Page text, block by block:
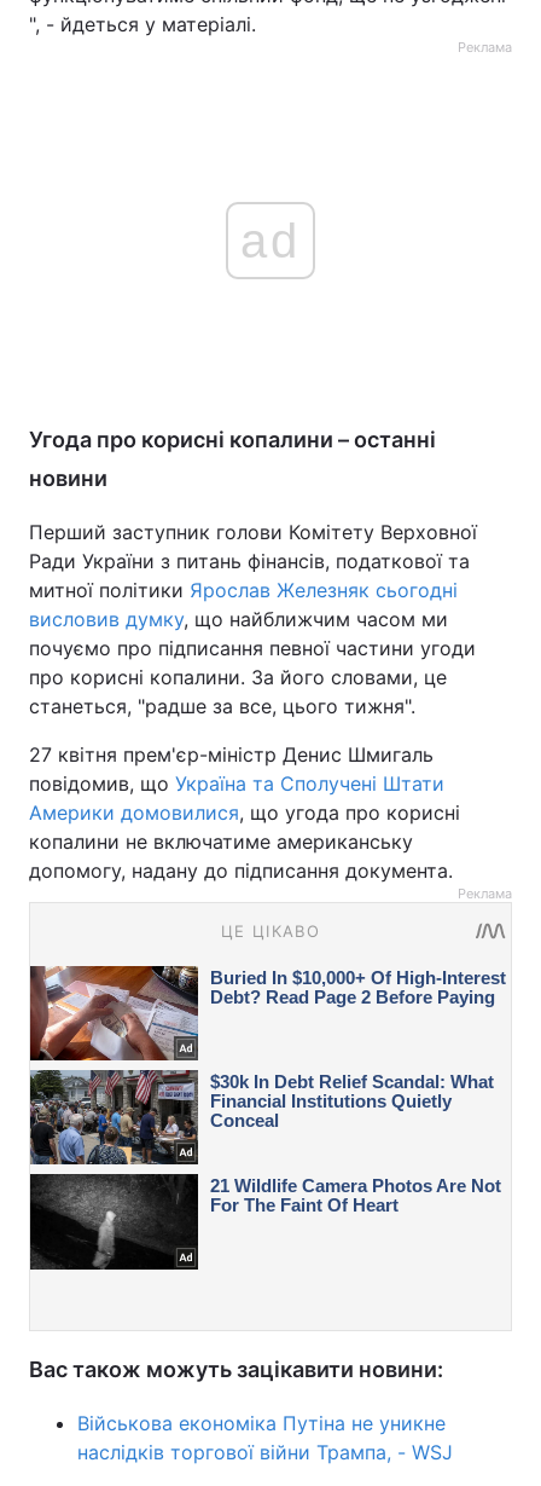
", - йдеться у матеріалі.
Реклама
ad
Угода про корисні копалини – останні
новини
Перший заступник голови Комітету Верховної
Ради України з питань фінансів, податкової та
митної політики Ярослав Железняк сьогодні
висловив думку, що найближчим часом ми
почуємо про підписання певної частини угоди
про корисні копалини. За його словами, це
станеться, "радше за все, цього тижня".
27 квітня прем'єр-міністр Денис Шмигаль
повідомив, що Україна та Сполучені Штати
Америки домовилися, що угода про корисні
копалини не включатиме американську
допомогу, надану до підписання документа.
Реклама
Вас також можуть зацікавити новини:
Військова економіка Путіна не уникне
наслідків торгової війни Трампа, - WSJ